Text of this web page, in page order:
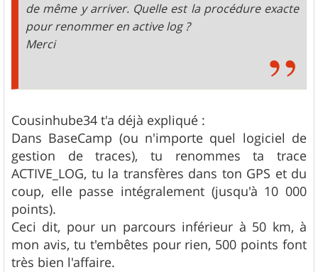
de même y arriver. Quelle est la procédure exacte
pour renommer en active log ?
Merci
Cousinhube34 t'a déjà expliqué :
Dans BaseCamp (ou n'importe quel logiciel de
gestion de traces), tu renommes ta trace
ACTIVE_LOG, tu la transfères dans ton GPS et du
coup, elle passe intégralement (jusqu'à 10 000
points).
Ceci dit, pour un parcours inférieur à 50 km, à
mon avis, tu t'embêtes pour rien, 500 points font
très bien l'affaire.